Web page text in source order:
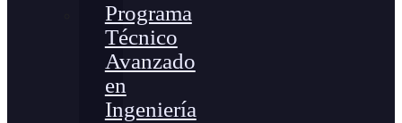
Programa
Técnico
Avanzado
en
Ingeniería